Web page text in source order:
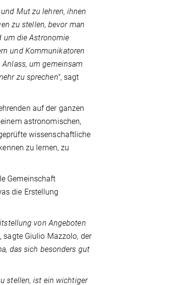
Mut zu lehren, ihnen
zu stellen, bevor man
um die Astronomie
und Kommunikatoren
um gemeinsam
zu sprechen", sagt
auf der ganzen
astronomischen,
wissenschaftliche
zu lernen, zu
Gemeinschaft
die Erstellung
von Angeboten
, sagte Giulio Mazzolo, der
das sich besonders gut
stellen, ist ein wichtiger